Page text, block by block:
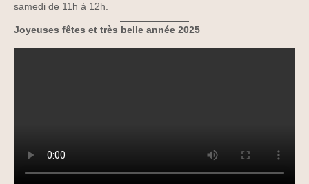
samedi de 11h à 12h.
Joyeuses fêtes et très belle année 2025